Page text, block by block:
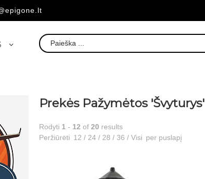
Prekės Pažymėtos 'Švyturys'
Rodyti 1 - 12 of 20 results
Peržiūrėti 12 / 24 / 28 / 36 / Visi per puslapį